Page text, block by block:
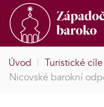
Úvod | Turistické cíle
Nicovské barokní